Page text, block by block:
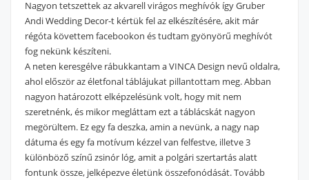
Nagyon tetszettek az akvarell virágos meghívók így Gruber
Andi Wedding Decor-t kértük fel az elkészítésére, akit már
régóta követtem facebookon és tudtam gyönyörű meghívót
fog nekünk készíteni.
A neten keresgélve rábukkantam a VINCA Design nevű oldalra,
ahol először az életfonal táblájukat pillantottam meg. Abban
nagyon határozott elképzelésünk volt, hogy mit nem
szeretnénk, és mikor megláttam ezt a táblácskát nagyon
megörültem. Ez egy fa deszka, amin a nevünk, a nagy nap
dátuma és egy fa motívum kézzel van felfestve, illetve 3
különböző színű zsinór lóg, amit a polgári szertartás alatt
fontunk össze, jelképezve életünk összefonódását. Tovább